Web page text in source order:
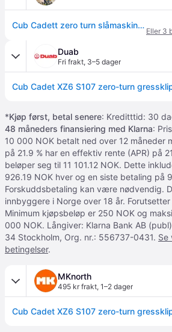
Cub Cadett zero turn slåmaskin XZ6 S107
Eller 3
Duab
Fri frakt, 3–5 dager
Cub Cadet XZ6 S107 zero-turn
*Kjøp først, betal senere: Kreditttid: 30
48 måneders finansiering med Klarna:
10 000 NOK betalt ned over 12 måneder
på 21.9 % har en effektiv rente (APR) på
beløper seg til 11 101.12 NOK. Dette
926.19 NOK hver og en siste betaling på
Forskuddsbetaling kan være nødvendig.
innbyggere i Norge over 18 år.
Minimum kjøpsbeløp er 250 NOK og
000 NOK. Långiver: Klarna Bank AB
34 Stockholm, Org. nr.: 556737-0431. Se
betingelser.
MKnorth
495 kr frakt, 1–2 dager
Cub Cadet XZ6 S107 zero-turn